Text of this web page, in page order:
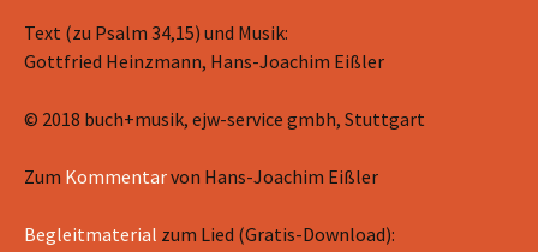
Text (zu Psalm 34,15) und Musik:
Gottfried Heinzmann, Hans-Joachim Eißler
© 2018 buch+musik, ejw-service gmbh, Stuttgart
Zum Kommentarvon Hans-Joachim Eißler
Begleitmaterial zum Lied (Gratis-Download):